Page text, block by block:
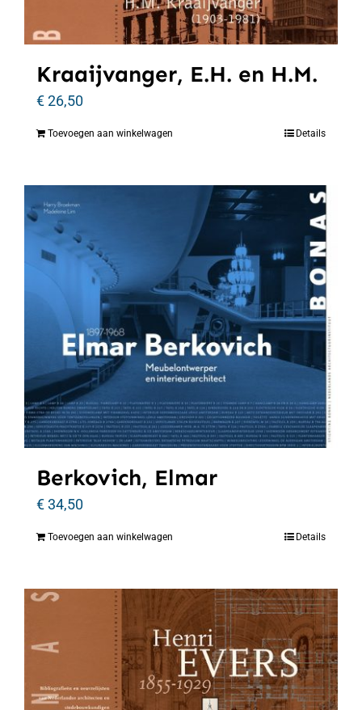
Kraaijvanger, E.H. en H.M.
€26,50
Toevoegen aan winkelwagen Details
Berkovich, Elmar
€34,50
Toevoegen aan winkelwagen Details